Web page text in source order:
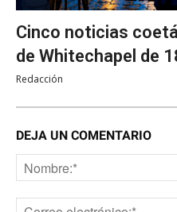
Cinco noticias
de Whitechapel de
Redacción
DEJA UN COMENTARIO